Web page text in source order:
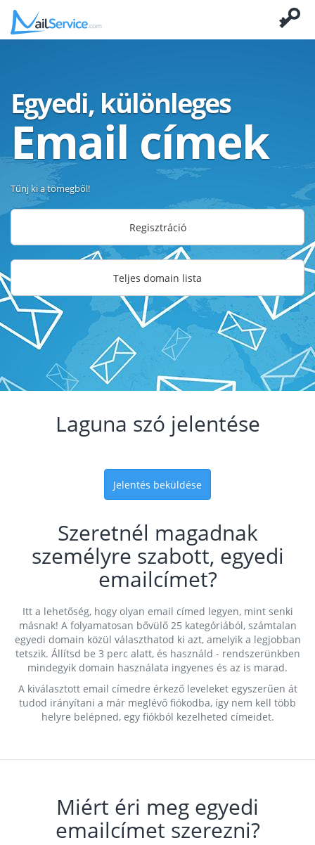
Egyedi, különleges
Email címek
Tűnj ki a tömegből!
Regisztráció
Teljes domain lista
Laguna szó jelentése
Jelentés beküldése
Szeretnél magadnak
személyre szabott, egyedi
emailcímet?
Itt a lehetőség, hogy olyan email címed legyen, mint senki
másnak! A folyamatosan bővülő 25 kategóriából, számtalan
egyedi domain közül választhatod ki azt, amelyik a legjobban
tetszik. Állítsd be 3 perc alatt, és használd - rendszerünkben
mindegyik domain használata ingyenes és az is marad.
A kiválasztott email címedre érkező leveleket egyszerűen át
tudod irányítani a már meglévő fiókodba, így nem kell több
helyre belépned, egy fiókból kezelheted címeidet.
Miért éri meg egyedi
emailcímet szerezni?